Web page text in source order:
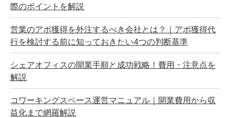
際のポイントを解説
営業のアポ獲得を外注するべき会社とは？｜アポ獲得代
行を検討する前に知っておきたい4つの判断基準
シェアオフィスの開業手順と成功戦略！費用・注意点を
解説
コワーキングスペース運営マニュアル｜開業費用から収
益化まで網羅解説